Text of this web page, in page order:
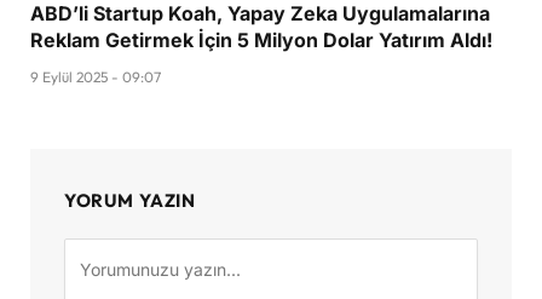
ABD’li Startup Koah, Yapay Zeka Uygulamalarına
Reklam Getirmek İçin 5 Milyon Dolar Yatırım Aldı!
9 Eylül 2025 - 09:07
YORUM YAZIN